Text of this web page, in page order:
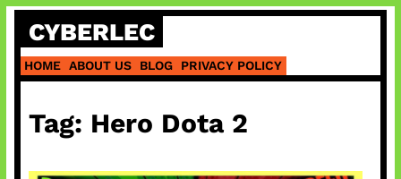
Skip
content
CYBERLEC
HOME ABOUT US BLOG PRIVACY POLICY
Tag: Hero Dota 2